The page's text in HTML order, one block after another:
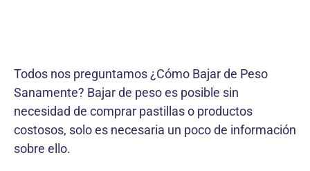
Todos nos preguntamos ¿Cómo Bajar de Peso
Sanamente? Bajar de peso es posible sin
necesidad de comprar pastillas o productos
costosos, solo es necesaria un poco de información
sobre ello.